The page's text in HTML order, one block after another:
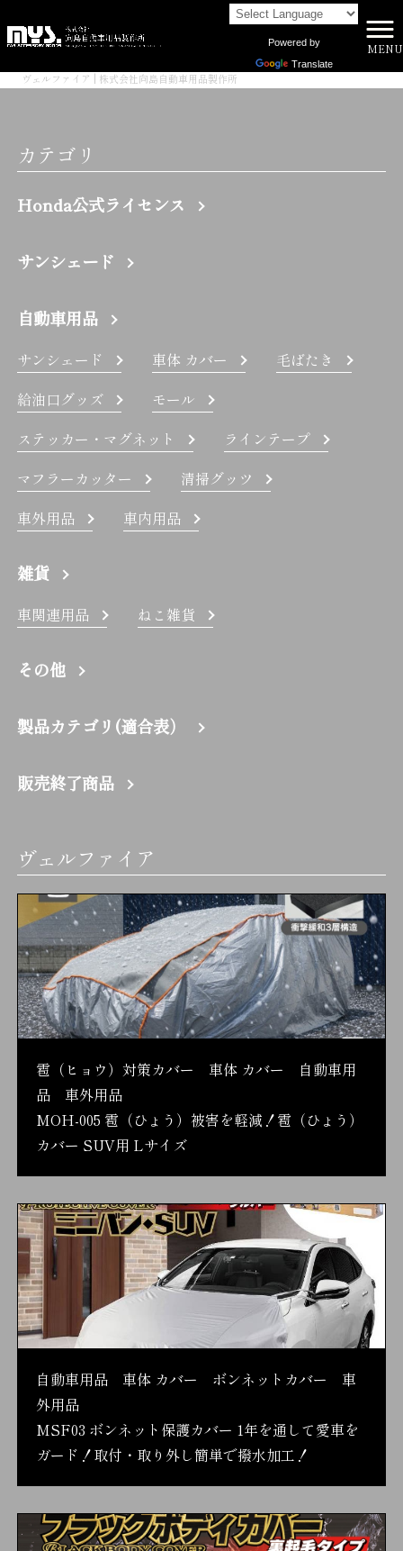
Powered by
Translate
MENU
ヴェルファイア | 株式会社向島自動車用品製作所
カテゴリ
Honda公式ライセンス
サンシェード
自動車用品
サンシェード 車体 カバー
毛ばたき
給油口グッズ
モール
ステッカー・マグネット
ラインテープ
マフラーカッター
清掃グッツ
車外用品
車内用品
雑貨
車関連用品 ねこ雑貨
その他
製品カテゴリ(適合表）
販売終了商品
ヴェルファイア
雹（ヒョウ）対策カバー 車体 カバー 自動車用
品 車外用品
MOH-005 雹（ひょう）被害を軽減！雹（ひょう）
カバー SUV用 Lサイズ
自動車用品 車体 カバー ボンネットカバー 車
外用品
MSF03 ボンネット保護カバー 1年を通して愛車を
ガード！取付・取り外し簡単で撥水加工！